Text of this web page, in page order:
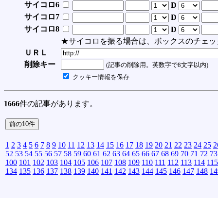
サイコロ6
D
サイコロ7
D
サイコロ8
D
★サイコロを振る場合は、ボックスのチェッ
ＵＲＬ
削除キー
(記事の削除用。英数字で8文字以内)
クッキー情報を保存
1666件の記事があります。
1 2 3 4 5 6 7 8 9 10 11 12 13 14 15 16 17 18 19 20 21 22 23 24 25
52 53 54 55 56 57 58 59 60 61 62 63 64 65 66 67 68 69 70 71 72 73
100 101 102 103 104 105 106 107 108 109 110 111 112 113 114 115
134 135 136 137 138 139 140 141 142 143 144 145 146 147 148